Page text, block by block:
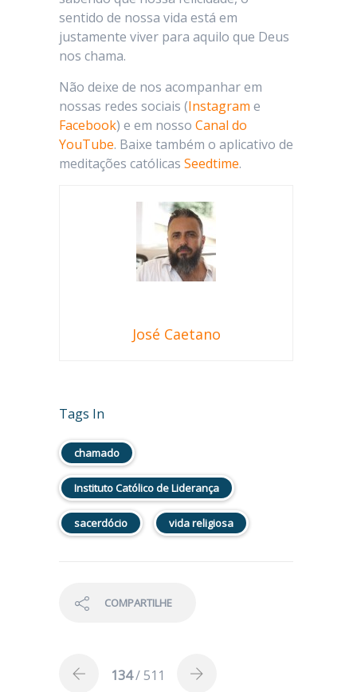
sentido de nossa vida está em
justamente viver para aquilo que Deus
nos chama.
Não deixe de nos acompanhar em
nossas redes sociais (Instagram e
Facebook) e em nosso Canal do
YouTube. Baixe também o aplicativo de
meditações católicas Seedtime.
José Caetano
Tags In
chamado
Instituto Católico de Liderança
sacerdócio vida religiosa
COMPARTILHE
134/ 511